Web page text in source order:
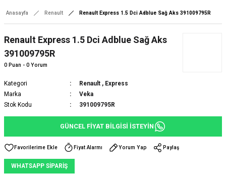
Anasayfa Renault Renault Express 1.5 Dci Adblue Sağ Aks 391009795R
Renault Express 1.5 Dci Adblue Sağ Aks
391009795R
0 Puan - 0 Yorum
Kategori Renault , Express
Marka
Veka
Stok Kodu
391009795R
GÜNCEL FİYAT BİLGİSİ İSTEYİN
Fiyat Alarmı Yorum Yap Paylaş
WHATSAPP SİPARİŞ